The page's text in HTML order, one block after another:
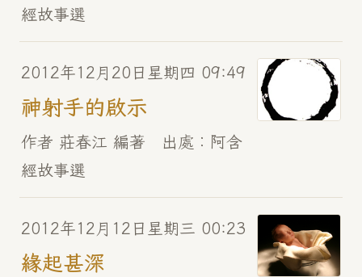
經故事選
2012年12月20日星期四 09:49
神射手的啟示
作者 莊春江 編著 出處︰阿含
經故事選
2012年12月12日星期三 00:23
緣起甚深